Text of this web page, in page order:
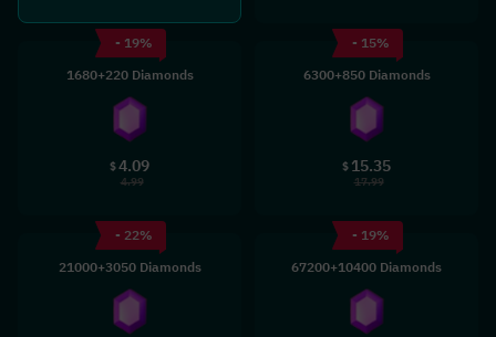
- 19%
1680+220 Diamonds
$4.09
4.99
- 15%
6300+850 Diamonds
$ 15.35
17.99
- 22%
21000+3050 Diamonds
- 19%
67200+10400 Diamonds